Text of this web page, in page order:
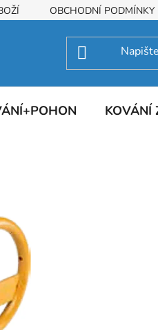
OBCHODNÍ PODMÍNKY
KOVÁNÍ